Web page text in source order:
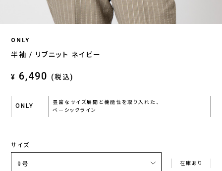
ONLY
半袖 / リブニット ネイビー
¥ 6,490 (税込)
ONLY
豊富なサイズ展開と機能性を取り入れた、
ベーシックライン
サイズ
在庫あり